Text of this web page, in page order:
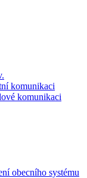
komunikaci
komunikaci
obecního systému